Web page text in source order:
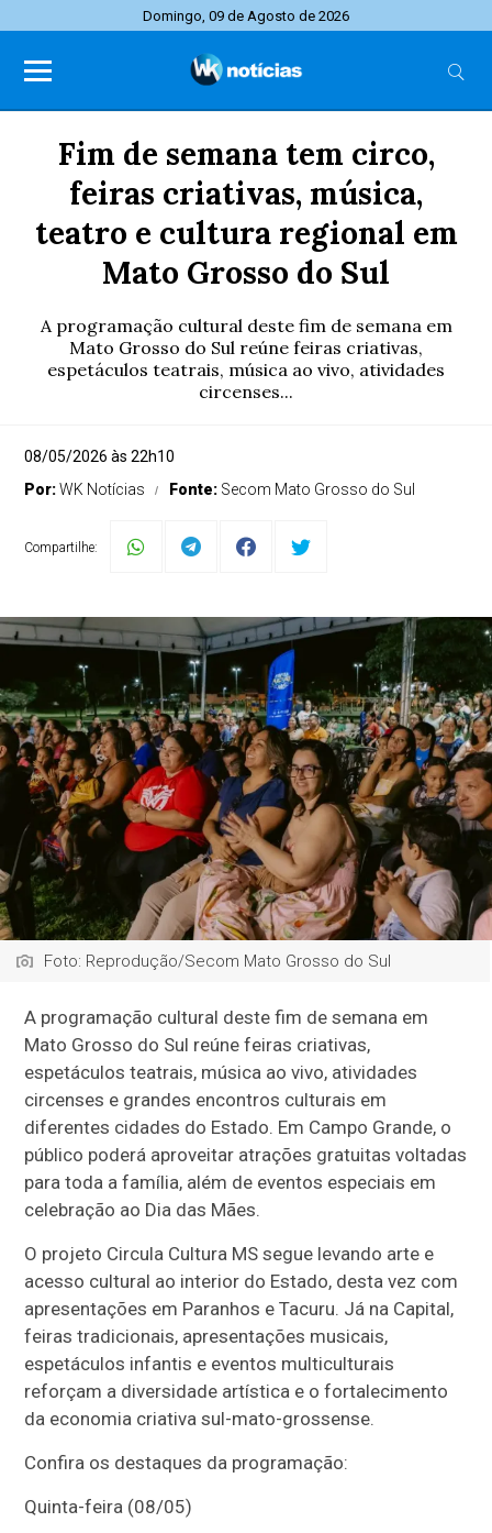
Domingo, 09 de Agosto de 2026
Fim de semana tem circo,
feiras criativas, música,
teatro e cultura regional em
Mato Grosso do Sul
A programação cultural deste fim de semana em
Mato Grosso do Sul reúne feiras criativas,
espetáculos teatrais, música ao vivo, atividades
circenses...
08/05/2026 às 22h10
Por:WK Notícias Fonte: Secom Mato Grosso do Sul
Compartilhe:
Foto: Reprodução/Secom Mato Grosso do Sul
A programação cultural deste fim de semana em
Mato Grosso do Sul reúne feiras criativas,
espetáculos teatrais, música ao vivo, atividades
circenses e grandes encontros culturais em
diferentes cidades do Estado. Em Campo Grande, o
público poderá aproveitar atrações gratuitas voltadas
para toda a família, além de eventos especiais em
celebração ao Dia das Mães.
O projeto Circula Cultura MS segue levando arte e
acesso cultural ao interior do Estado, desta vez com
apresentações em Paranhos e Tacuru. Já na Capital,
feiras tradicionais, apresentações musicais,
espetáculos infantis e eventos multiculturais
reforçam a diversidade artística e o fortalecimento
da economia criativa sul-mato-grossense.
Confira os destaques da programação:
Quinta-feira (08/05)